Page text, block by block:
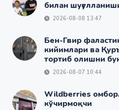
билан
2026-08-08 13:47
Бен-Гвир
кийимлари ва
тортиб олишни
2026-08-07 10:44
Wildberries
кўчирмоқчи